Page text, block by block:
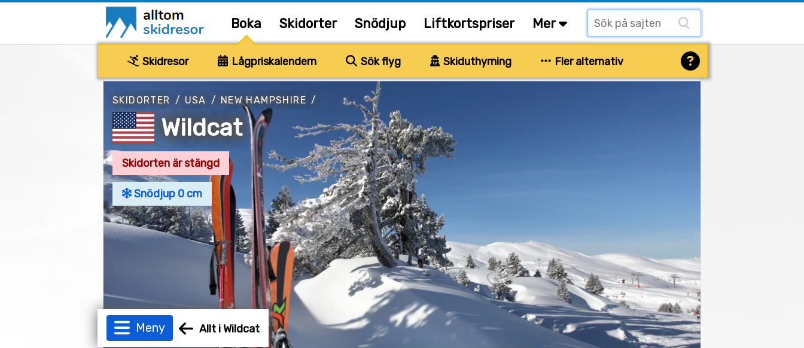
Boka Skidorter Snödjup Liftkortspriser Mer
Skidresor Lågpriskalendern Sök flyg Skiduthyrning Fler alternativ
SKIDORTER / USA / NEW HAMPSHIRE /
Wildcat
Skidorten är stängd
Snödjup 0 cm
Meny Allt i Wildcat